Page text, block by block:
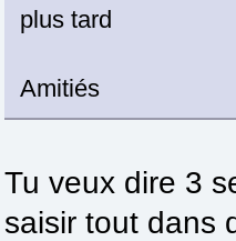
plus tard
Amitiés
Tu veux dire 3
saisir tout dans